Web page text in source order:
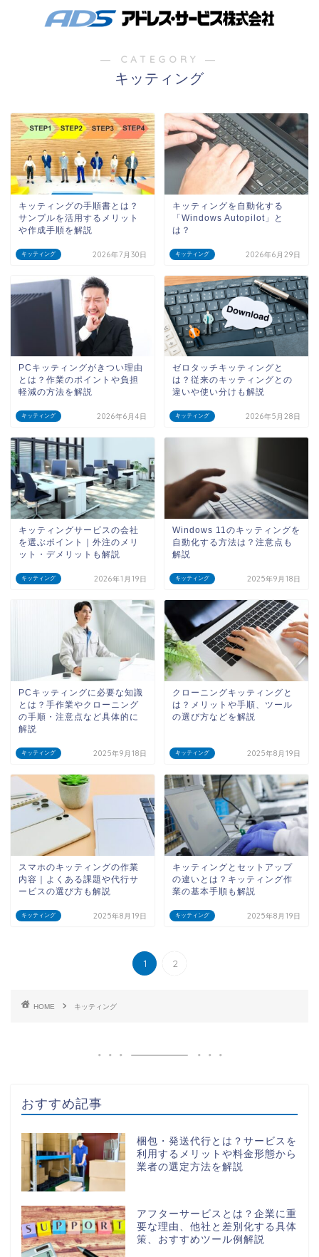
― CATEGORY ―
キッティング
キッティング
キッティングの手順書とは？
サンプルを活用するメリット
や作成手順を解説
2026年7月30日 キッティング
キッティングを自動化する
「Windows Autopilot」と
は？
2026年6月29日
キッティング
PCキッティングがきつい理由
とは？作業のポイントや負担
軽減の方法を解説
2026年6月4日 キッティング
ゼロタッチキッティングと
は？従来のキッティングとの
違いや使い分けも解説
2026年5月28日
キッティング
キッティングサービスの会社
を選ぶポイント｜外注のメリ
ット・デメリットも解説
2026年1月19日 キッティング
Windows 11のキッティングを
自動化する方法は？注意点も
解説
2025年9月18日
キッティング
PCキッティングに必要な知識
とは？手作業やクローニング
の手順・注意点など具体的に
解説
2025年9月18日 キッティング
クローニングキッティングと
は？メリットや手順、ツール
の選び方などを解説
2025年8月19日
キッティング
スマホのキッティングの作業
内容｜よくある課題や代行サ
ービスの選び方も解説
2025年8月19日 キッティング
キッティングとセットアップ
の違いとは？キッティング作
業の基本手順も解説
2025年8月19日
1 2
HOME キッティング
おすすめ記事
梱包・発送代行とは？サービスを
利用するメリットや料金形態から
業者の選定方法を解説
アフターサービスとは？企業に重
要な理由、他社と差別化する具体
策、おすすめツール例解説